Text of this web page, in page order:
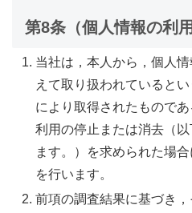
第8条（個人情報の利
当社は，本人から，個人
えて取り扱われていると
により取得されたもので
利用の停止または消去（
ます。）を求められた場
を行います。
前項の調査結果に基づき